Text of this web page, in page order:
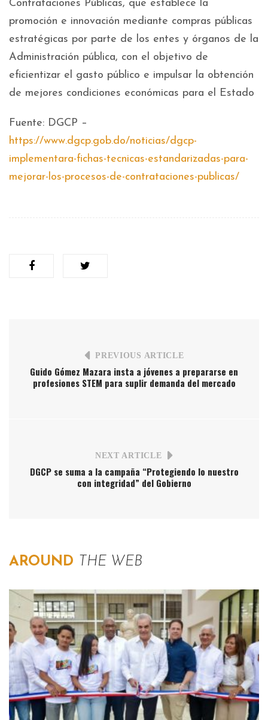
Contrataciones Públicas, que establece la
promoción e innovación mediante compras públicas
estratégicas por parte de los entes y órganos de la
Administración pública, con el objetivo de
eficientizar el gasto público e impulsar la obtención
de mejores condiciones económicas para el Estado
Fuente: DGCP –
https://www.dgcp.gob.do/noticias/dgcp-
implementara-fichas-tecnicas-estandarizadas-para-
mejorar-los-procesos-de-contrataciones-publicas/
PREVIOUS ARTICLE
Guido Gómez Mazara insta a jóvenes a prepararse en
profesiones STEM para suplir demanda del mercado
NEXT ARTICLE
DGCP se suma a la campaña “Protegiendo lo nuestro
con integridad” del Gobierno
AROUND THE WEB